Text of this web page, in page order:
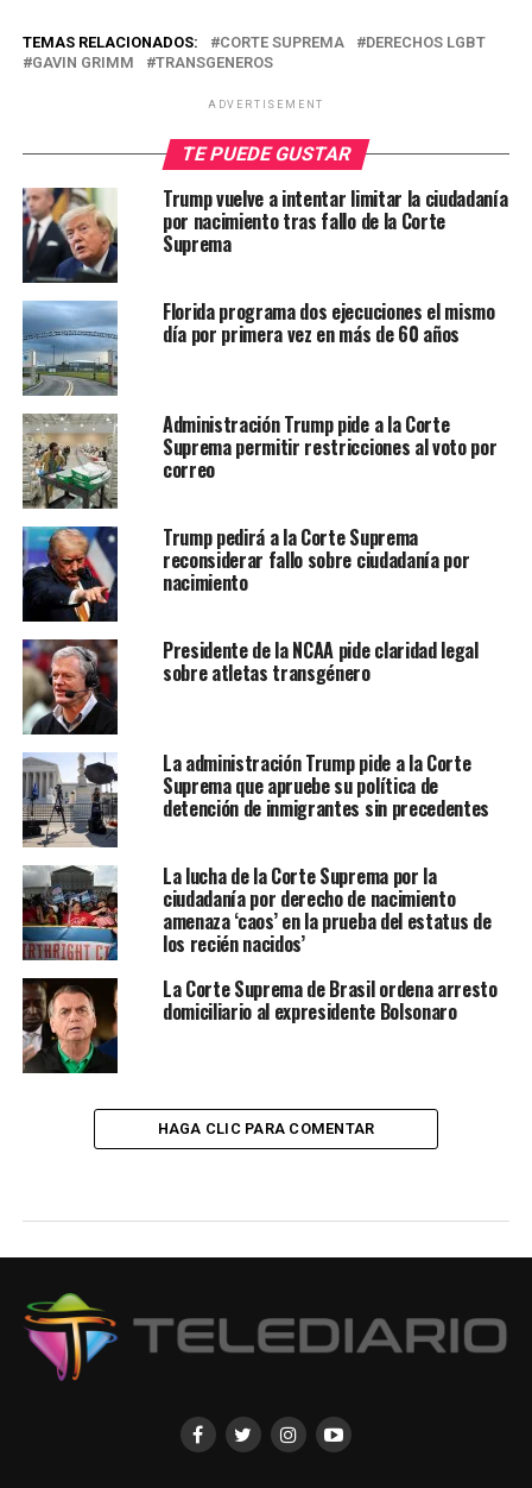
TEMAS RELACIONADOS: CORTE SUPREMA
DERECHOS LGBT
GAVIN GRIMM
TRANSGENEROS
ADVERTISEMENT
TE PUEDE GUSTAR
Trump vuelve a intentar limitar la ciudadanía
por nacimiento tras fallo de la Corte
Suprema
Florida programa dos ejecuciones el mismo
día por primera vez en más de 60 años
Administración Trump pide a la Corte
Suprema permitir restricciones al voto por
correo
Trump pedirá a la Corte Suprema
reconsiderar fallo sobre ciudadanía por
nacimiento
Presidente de la NCAA pide claridad legal
sobre atletas transgénero
La administración Trump pide a la Corte
Suprema que apruebe su política de
detención de inmigrantes sin precedentes
La lucha de la Corte Suprema por la
ciudadanía por derecho de nacimiento
amenaza ‘caos’ en la prueba del estatus de
los recién nacidos’
La Corte Suprema de Brasil ordena arresto
domiciliario al expresidente Bolsonaro
HAGA CLIC PARA COMENTAR